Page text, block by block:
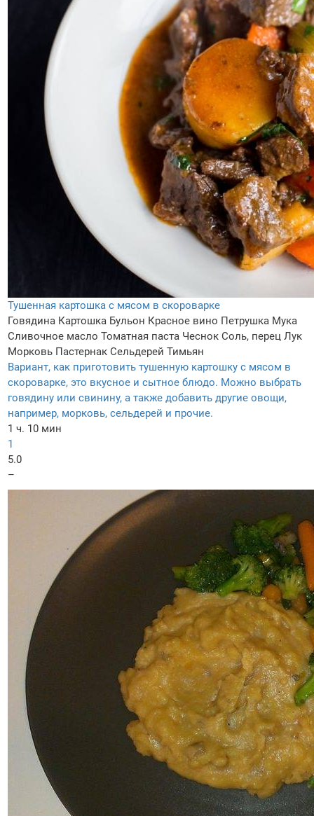
Тушенная картошка с мясом в скороварке
Говядина Картошка Бульон Красное вино Петрушка Мука
Сливочное масло Томатная паста Чеснок Соль, перец Лук
Морковь Пастернак Сельдерей Тимьян
Вариант, как приготовить тушенную картошку с мясом в
скороварке, это вкусное и сытное блюдо. Можно выбрать
говядину или свинину, а также добавить другие овощи,
например, морковь, сельдерей и прочие.
1 ч. 10 мин
1
5.0
–